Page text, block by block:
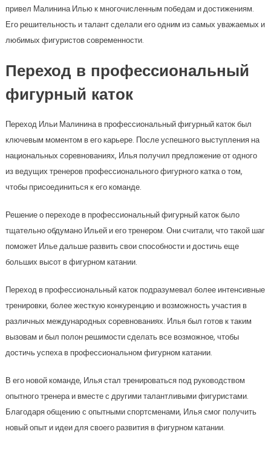
привел Малинина Илью к многочисленным победам и достижениям.
Его решительность и талант сделали его одним из самых уважаемых и
любимых фигуристов современности.
Переход в профессиональный
фигурный каток
Переход Ильи Малинина в профессиональный фигурный каток был
ключевым моментом в его карьере. После успешного выступления на
национальных соревнованиях, Илья получил предложение от одного
из ведущих тренеров профессионального фигурного катка о том,
чтобы присоединиться к его команде.
Решение о переходе в профессиональный фигурный каток было
тщательно обдумано Ильей и его тренером. Они считали, что такой шаг
поможет Илье дальше развить свои способности и достичь еще
больших высот в фигурном катании.
Переход в профессиональный каток подразумевал более интенсивные
тренировки, более жесткую конкуренцию и возможность участия в
различных международных соревнованиях. Илья был готов к таким
вызовам и был полон решимости сделать все возможное, чтобы
достичь успеха в профессиональном фигурном катании.
В его новой команде, Илья стал тренироваться под руководством
опытного тренера и вместе с другими талантливыми фигуристами.
Благодаря общению с опытными спортсменами, Илья смог получить
новый опыт и идеи для своего развития в фигурном катании.